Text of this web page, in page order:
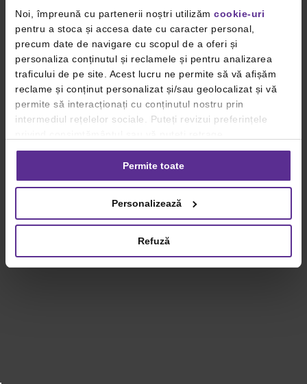
Noi, împreună cu partenerii noștri utilizăm cookie-uri
pentru a stoca și accesa date cu caracter personal,
precum date de navigare cu scopul de a oferi și
personaliza conținutul și reclamele și pentru analizarea
traficului de pe site. Acest lucru ne permite să vă afișăm
reclame și conținut personalizat și/sau geolocalizat și vă
permite să interacționați cu conținutul nostru prin
intermediul rețelelor sociale. Puteți revizui preferințele
consimțământul oricând, făcând click pe linkul către
setările dvs. de cookie-uri.
privind utilizarea modulelor cookie.Detalii
Permite toate
Personalizează
Refuză